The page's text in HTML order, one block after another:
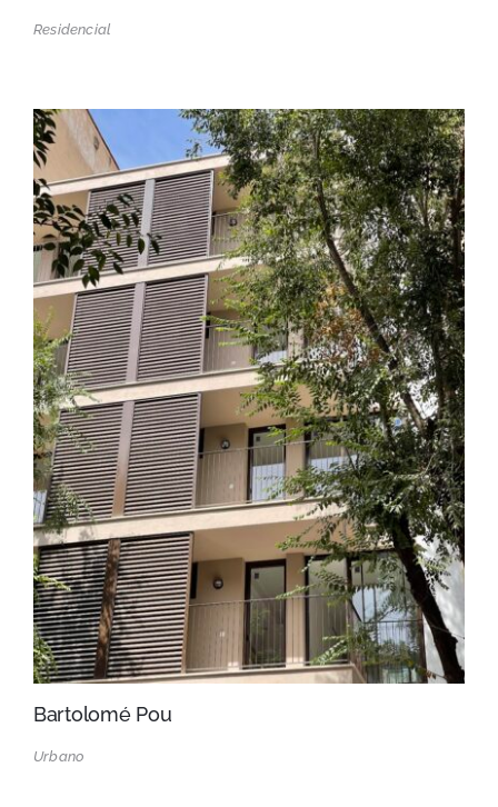
Residencial
Bartolomé Pou
Urbano